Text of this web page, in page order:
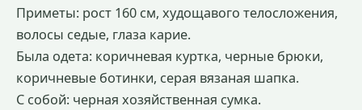
Приметы: рост 160 см, худощавого телосложения,
волосы седые, глаза карие.
Была одета: коричневая куртка, черные брюки,
коричневые ботинки, серая вязаная шапка.
С собой: черная хозяйственная сумка.